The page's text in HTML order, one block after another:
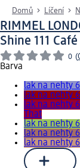
Domů Líčení
RIMMEL
Shine 111
0 (
Barva
lak na nehty
lak na nehty
lak na nehty
That
lak na nehty
lak na nehty
lak na nehty